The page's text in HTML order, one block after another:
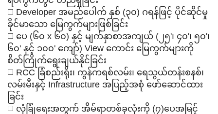
◻️ Developer အမည်ပေါက် နှစ် (၃၀) ဂရန်ဖြင့် ပိုင်ဆိုင်မှု
ခိုင်မာသော မြေကွက်များဖြစ်ခြင်း
◻️ ပေ (၆၀ x ၆၀) နှင့် မျက်နှာစာအကျယ် (၂၅'၊ ၄၀'၊ ၅၀'၊
၆၀' နှင့် ၁၀၀' ကျော်) View ကောင်း မြေကွက်များကို
စိတ်ကြိုက်ရွေးချယ်နိုင်ခြင်း
◻️ RCC ခြံစည်းရိုး၊ ကွန်ကရစ်လမ်း၊ ရေသွယ်တန်းစနစ်၊
လမ်းမီးနှင့် Infrastructure အပြည့်အစုံ ဖော်ဆောင်ထား
ခြင်း
◻️ လုံခြုံရေးအတွက် အိမ်ရာတစ်ခုလုံးကို (၇)ပေအမြင့်